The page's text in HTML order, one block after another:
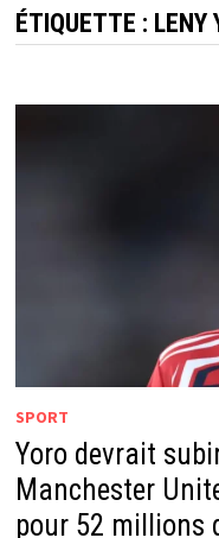
ÉTIQUETTE : LENY
SPORT
Yoro devrait
Manchester
pour 52 millions